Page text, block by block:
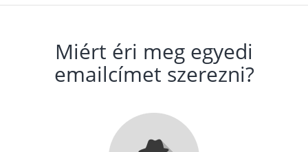
Miért éri meg egyedi
emailcímet szerezni?